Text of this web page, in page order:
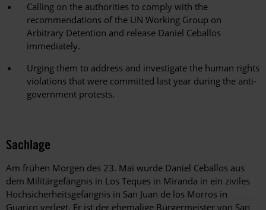
Calling on the authorities to comply with the
recommendations of the UN Working Group on
Arbitrary Detention and release Daniel Ceballos
immediately.
Urging them to address and investigate the human rights
violations that were committed last year during the anti-
government protests.
Sachlage
Am frühen Morgen des 23. Mai wurde Daniel Ceballos aus
dem Militärgefängnis in Los Teques in Miranda in ein ziviles
Hochsicherheitsgefängnis in San Juan de los Morros in
Guarico verlegt. Er ist der ehemalige Bürgermeister von San